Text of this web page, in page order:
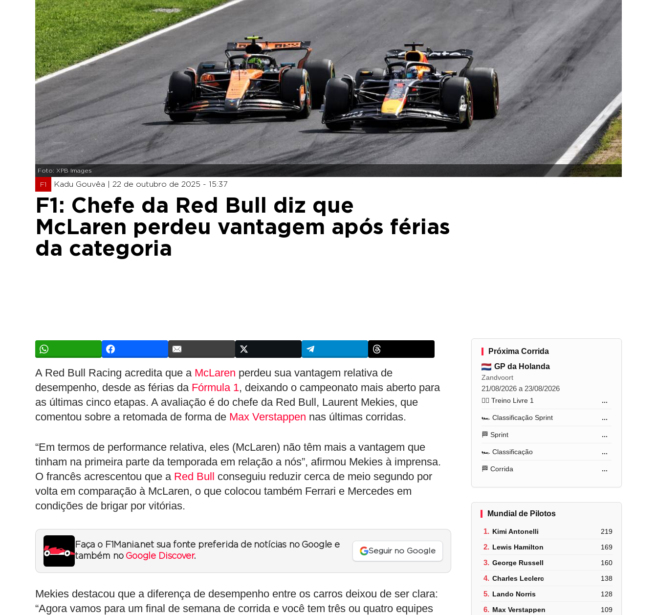
Foto: XPB Images
F1 Kadu Gouvêa | 22 de outubro de 2025 - 15:37
F1: Chefe da Red Bull diz que
McLaren perdeu vantagem após férias
da categoria
A Red Bull Racing acredita que a McLaren perdeu sua vantagem relativa de
desempenho, desde as férias da Fórmula 1, deixando o campeonato mais aberto para
as últimas cinco etapas. A avaliação é do chefe da Red Bull, Laurent Mekies, que
comentou sobre a retomada de forma de Max Verstappen nas últimas corridas.
“Em termos de performance relativa, eles (McLaren) não têm mais a vantagem que
tinham na primeira parte da temporada em relação a nós”, afirmou Mekies à imprensa.
O francês acrescentou que a Red Bull conseguiu reduzir cerca de meio segundo por
volta em comparação à McLaren, o que colocou também Ferrari e Mercedes em
condições de brigar por vitórias.
Faça o F1Mania.net sua fonte preferida de notícias no Google e
também no Google Discover.
Seguir no Google
Mekies destacou que a diferença de desempenho entre os carros deixou de ser clara:
“Agora vamos para um final de semana de corrida e você tem três ou quatro equipes
Próxima Corrida
GP da Holanda
Zandvoort
21/08/2026 a 23/08/2026
🏋️‍♂️ Treino Livre 1 ...
🏎️ Classificação Sprint ...
🏁 Sprint ...
🏎️ Classificação ...
🏁 Corrida ...
Mundial de Pilotos
1. Kimi Antonelli 219
2. Lewis Hamilton 169
3. George Russell 160
4. Charles Leclerc 138
5. Lando Norris 128
6. Max Verstappen 109